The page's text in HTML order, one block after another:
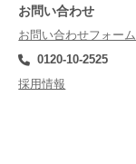
お問い合わせ
お問い合わせフォーム
0120-10-2525
採用情報